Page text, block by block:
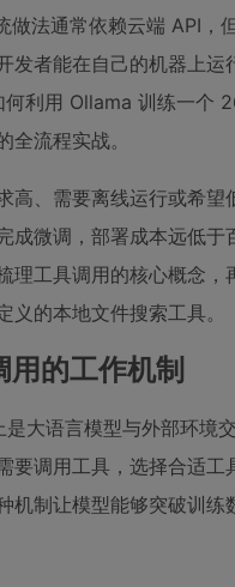
做法通常依赖云端 API，
发者能在自己的机器上
利用 Ollama 训练一个
流程实战。
高、需要离线运行或希
成微调，部署成本远低
理工具调用的核心概念
的本地文件搜索工具。
的工作机制
大语言模型与外部环境
要调用工具，选择合适
机制让模型能够突破训